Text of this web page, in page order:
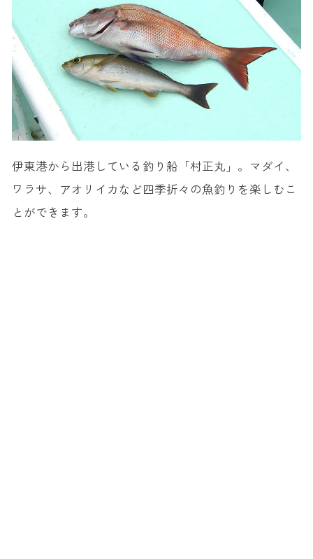
伊東港から出港している釣り船「村正丸」。マダイ、
ワラサ、アオリイカなど四季折々の魚釣りを楽しむこ
とができます。